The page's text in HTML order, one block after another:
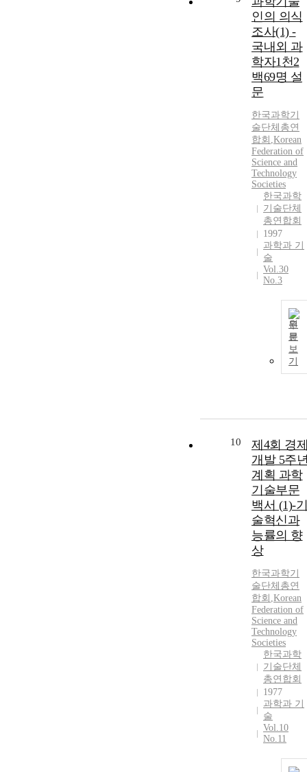
인의 의식
조사(1) -
국내외 과
학자1천2
백69명 설
문
한국과학기
술단체총연
합회 ,Korean
Federation of
Science and
Technology
Societies
한국과학
기술단체
총연합회
1997
과학과 기
술
Vol.30
No.3
원
문
보
기
10
제4회 경
개발 5주
계획 과학
기술부문
백서 (1)-기
술혁신과
능률의 향
상
한국과학기
술단체총연
합회 ,Korean
Federation of
Science and
Technology
Societies
한국과학
기술단체
총연합회
1977
과학과 기
술
Vol.10
No.11